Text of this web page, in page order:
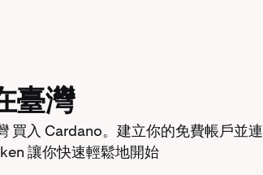
臺灣
買入 Cardano。建立你的免費帳戶並
讓你快速輕鬆地開始